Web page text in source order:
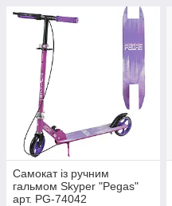
Самокат із ручним
гальмом Skyper "Pegas"
арт. PG-74042